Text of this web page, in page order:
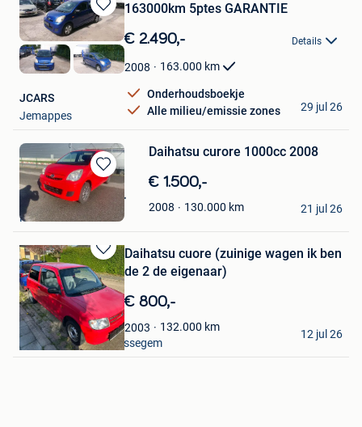
Bewaren
Mijn
Favorieten
163000km 5ptes GARANTIE
€ 2.490,- Details
2008 163.000 km
Onderhoudsboekje
Alle milieu/emissie zones
JCARS
Jemappes
29 jul 26
Bewaren
in
Mijn
Favorieten
Daihatsu curore 1000cc 2008
€ 1.500,-
2008 130.000 km
Pascal De Dobbeleer
Mere
21 jul 26
Bewaren
in
Mijn
Favorieten
Daihatsu cuore (zuinige wagen ik ben
de 2 de eigenaar)
€ 800,-
2003 132.000 km
suffys evan
Meise + Deel Van Brussegem
12 jul 26